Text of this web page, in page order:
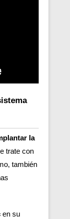
la
trate con
también
en su